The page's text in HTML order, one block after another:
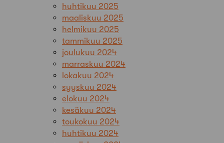
huhtikuu 2025
maaliskuu 2025
helmikuu 2025
tammikuu 2025
joulukuu 2024
marraskuu 2024
lokakuu 2024
syyskuu 2024
elokuu 2024
kesäkuu 2024
toukokuu 2024
huhtikuu 2024